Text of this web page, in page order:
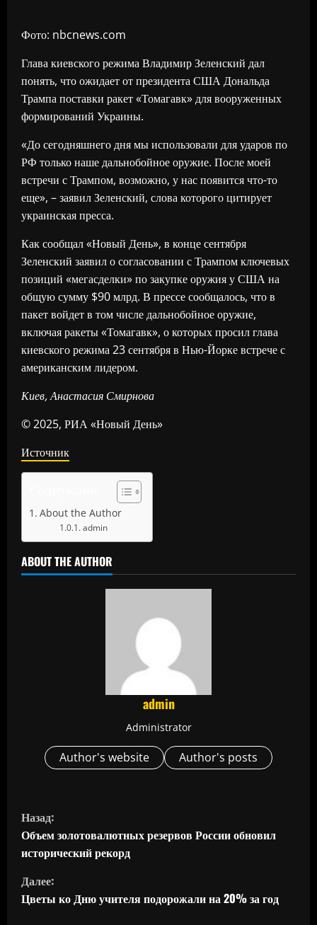
Фото: nbcnews.com
Глава киевского режима Владимир Зеленский дал
понять, что ожидает от президента США Дональда
Трампа поставки ракет «Томагавк» для вооруженных
формирований Украины.
«До сегодняшнего дня мы использовали для ударов по
РФ только наше дальнобойное оружие. После моей
встречи с Трампом, возможно, у нас появится что-то
еще», – заявил Зеленский, слова которого цитирует
украинская пресса.
Как сообщал «Новый День», в конце сентября
Зеленский заявил о согласовании с Трампом ключевых
позиций «мегасделки» по закупке оружия у США на
общую сумму $90 млрд. В прессе сообщалось, что в
пакет войдет в том числе дальнобойное оружие,
включая ракеты «Томагавк», о которых просил глава
киевского режима 23 сентября в Нью-Йорке встрече с
американским лидером.
Киев, Анастасия Смирнова
© 2025, РИА «Новый День»
Источник
About the Author
admin
ABOUT THE AUTHOR
admin
Administrator
Author's website Author's posts
П
р
о
д
Назад:
Объем золотовалютных резервов России обновил
исторический рекорд
Далее:
Цветы ко Дню учителя подорожали на 20% за год